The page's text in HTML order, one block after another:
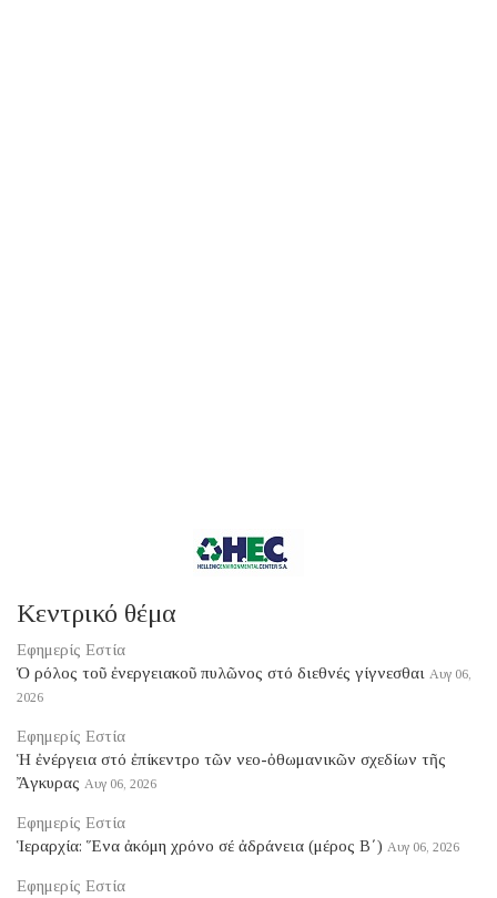
Κεντρικό θέμα
Εφημερίς Εστία
Ὁ ρόλος τοῦ ἐνεργειακοῦ πυλῶνος στό διεθνές γίγνεσθαι Αυγ 06,
2026
Εφημερίς Εστία
Ἡ ἐνέργεια στό ἐπίκεντρο τῶν νεο-ὀθωμανικῶν σχεδίων τῆς
Ἄγκυρας Αυγ 06, 2026
Εφημερίς Εστία
Ἱεραρχία: Ἕνα ἀκόμη χρόνο σέ ἀδράνεια (μέρος B΄) Αυγ 06, 2026
Εφημερίς Εστία